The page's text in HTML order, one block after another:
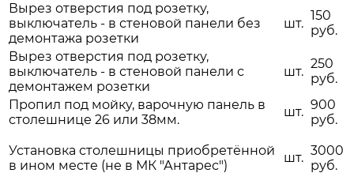
Вырез отверстия под розетку,
выключатель - в стеновой панели без
демонтажа розетки
шт.
150
руб.
Вырез отверстия под розетку,
выключатель - в стеновой панели с
демонтажем розетки
шт.
250
руб.
Пропил под мойку, варочную панель в
столешнице 26 или 38мм.
шт. 900
руб.
Установка столешницы приобретённой
в ином месте (не в МК "Антарес")
шт. 3000
руб.